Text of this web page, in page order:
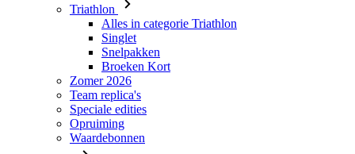
Triathlon
Alles in categorie Triathlon
Singlet
Snelpakken
Broeken Kort
Zomer 2026
Team replica's
Speciale edities
Opruiming
Waardebonnen